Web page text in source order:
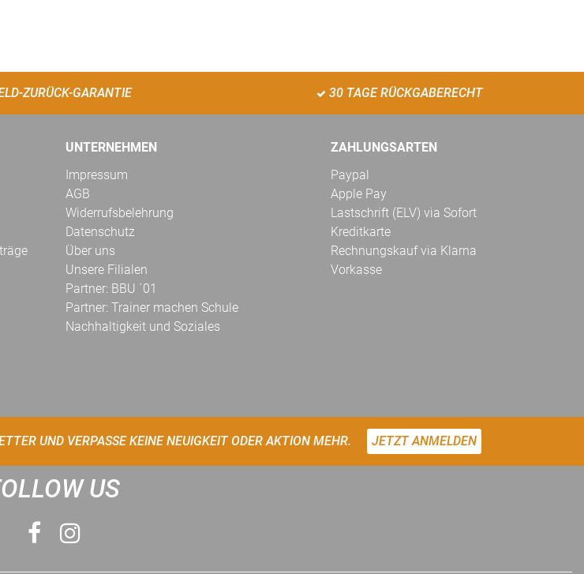
ZURÜCK-GARANTIE 30 TAGE RÜCKGABERECHT
UNTERNEHMEN
Impressum
AGB
Widerrufsbelehrung
Datenschutz
Über uns
Unsere Filialen
Partner: BBU ´01
Partner: Trainer machen Schule
Nachhaltigkeit und Soziales
ZAHLUNGSARTEN
Paypal
Apple Pay
Lastschrift (ELV) via Sofort
Kreditkarte
Rechnungskauf via Klarna
Vorkasse
UND VERPASSE KEINE NEUIGKEIT ODER AKTION MEHR. JETZT ANMELDEN
US